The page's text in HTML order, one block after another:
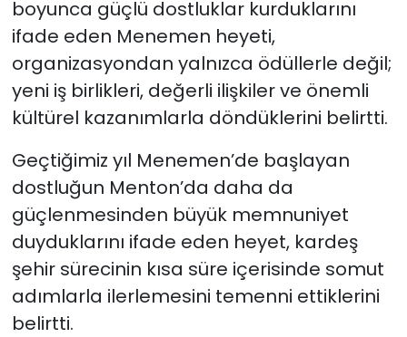
boyunca güçlü dostluklar kurduklarını
ifade eden Menemen heyeti,
organizasyondan yalnızca ödüllerle değil;
yeni iş birlikleri, değerli ilişkiler ve önemli
kültürel kazanımlarla döndüklerini belirtti.
Geçtiğimiz yıl Menemen’de başlayan
dostluğun Menton’da daha da
güçlenmesinden büyük memnuniyet
duyduklarını ifade eden heyet, kardeş
şehir sürecinin kısa süre içerisinde somut
adımlarla ilerlemesini temenni ettiklerini
belirtti.